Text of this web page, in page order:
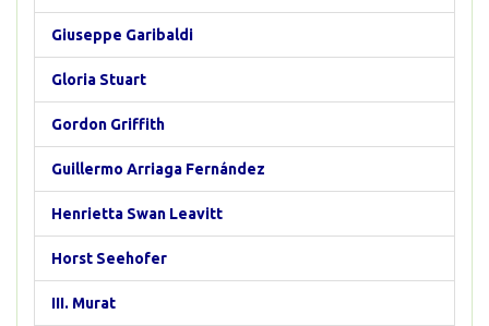
Giuseppe Garibaldi
Gloria Stuart
Gordon Griffith
Guillermo Arriaga Fernández
Henrietta Swan Leavitt
Horst Seehofer
III. Murat